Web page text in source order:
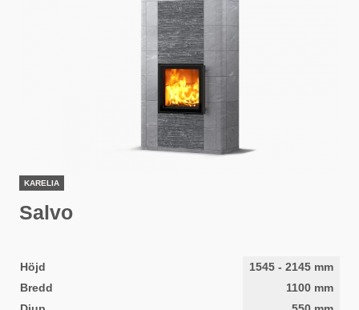
KARELIA
Salvo
Höjd 1545 - 2145 mm
Bredd
1100 mm